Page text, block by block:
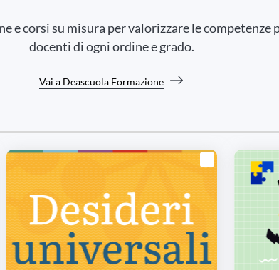
e corsi su misura per valorizzare le competenze
docenti di ogni ordine e grado.
Vai a Deascuola Formazione